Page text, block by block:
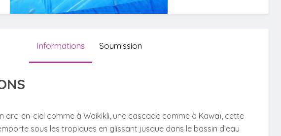
Informations Soumission
arc-en-ciel comme à Waikikli, une cascade comme à Kawaï, cette
sous les tropiques en glissant jusque dans le bassin d’eau